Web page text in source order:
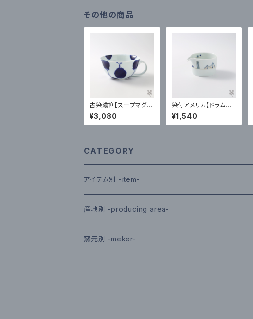
その他の商品
古染濃笹【スープマグ】
光春窯｜波佐見
¥3,080
染付アメリカ【ドラム片
口小付】一峰窯｜有田
¥1,540
CATEGORY
アイテム別 -item-
皿／プレート｜plate
鉢／ボウル｜bowl
産地別 -producing area-
有田｜arita
窯元別 -meker-